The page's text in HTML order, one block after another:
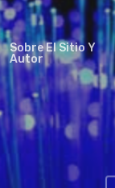
Sobre El Sitio Y
Autor